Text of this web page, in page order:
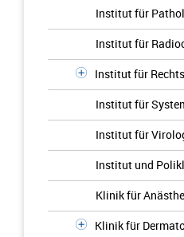
Institut für
Institut für
Institut für
Institut für
Institut für
Institut und
Klinik für
Klinik für